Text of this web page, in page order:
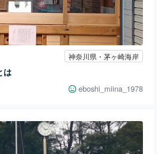
神奈川県・茅ヶ崎海岸
は
eboshi_miina_1978